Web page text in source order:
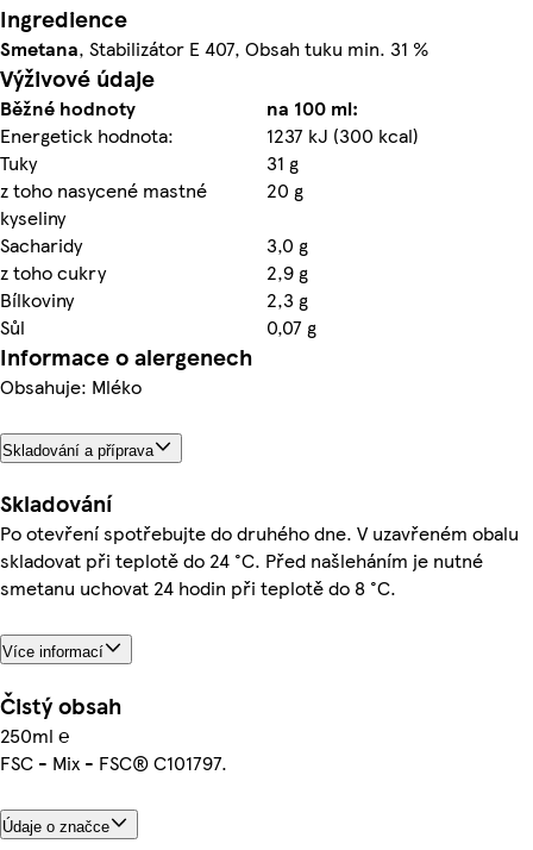
Ingredience
Smetana, Stabilizátor E 407, Obsah tuku min. 31 %
Výživové údaje
Běžné hodnoty
na 100 ml:
Energetick hodnota:
1237 kJ (300 kcal)
Tuky
31 g
z toho nasycené mastné
kyseliny
20 g
Sacharidy
3,0 g
z toho cukry
2,9 g
Bílkoviny
2,3 g
Sůl
0,07 g
Informace o alergenech
Obsahuje: Mléko
Skladování a příprava
Skladování
Po otevření spotřebujte do druhého dne. V uzavřeném obalu
skladovat při teplotě do 24 °C. Před našleháním je nutné
smetanu uchovat 24 hodin při teplotě do 8 °C.
Více informací
Čistý obsah
250ml ℮
FSC - Mix - FSC® C101797.
Údaje o značce